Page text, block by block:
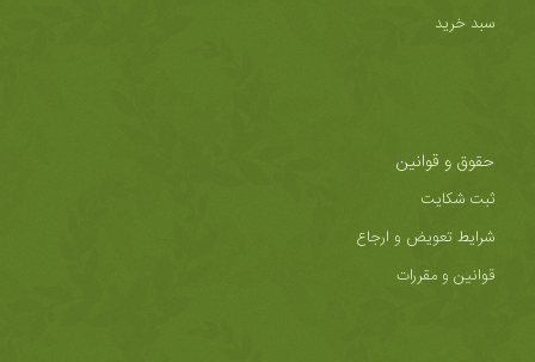
سبد خرید
حقوق و قوانین
ثبت شکایت
شرایط تعویض و ارجاع
قوانین و مقررات